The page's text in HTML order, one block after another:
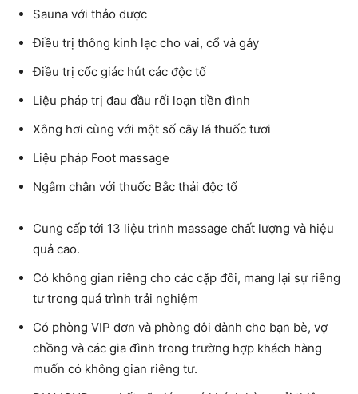
Sauna với thảo dược
Điều trị thông kinh lạc cho vai, cổ và gáy
Điều trị cốc giác hút các độc tố
Liệu pháp trị đau đầu rối loạn tiền đình
Xông hơi cùng với một số cây lá thuốc tươi
Liệu pháp Foot massage
Ngâm chân với thuốc Bắc thải độc tố
Cung cấp tới 13 liệu trình massage chất lượng và hiệu
quả cao.
Có không gian riêng cho các cặp đôi, mang lại sự riêng
tư trong quá trình trải nghiệm
​​Có phòng VIP đơn và phòng đôi dành cho bạn bè, vợ
chồng và các gia đình trong trường hợp khách hàng
muốn có không gian riêng tư.